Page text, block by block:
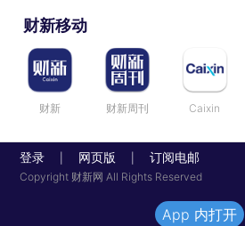
财新移动
财新 财新周刊 Caixin
登录 网页版 订阅电邮
Copyright 财新网 All Rights Reserved
App 内打开